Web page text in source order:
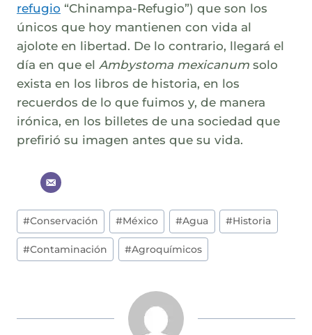
refugio “Chinampa-Refugio”) que son los
únicos que hoy mantienen con vida al
ajolote en libertad. De lo contrario, llegará el
día en que el Ambystoma mexicanum solo
exista en los libros de historia, en los
recuerdos de lo que fuimos y, de manera
irónica, en los billetes de una sociedad que
prefirió su imagen antes que su vida.
Post
Tags:
#Conservación #México #Agua #Historia
#Contaminación #Agroquímicos